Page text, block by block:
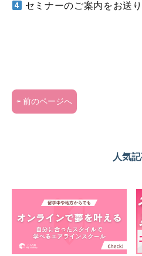
セミナーのご案内をお送
投
⇦ 前のページへ
人気